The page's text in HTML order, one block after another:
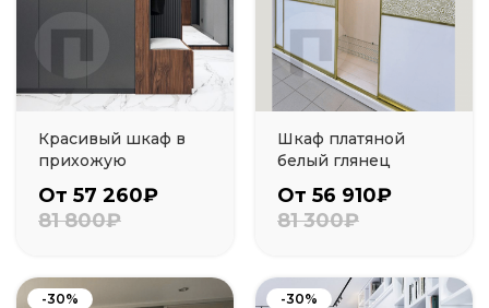
Красивый шкаф в
прихожую
От 57 260₽
81 800₽
Шкаф платяной
белый глянец
От 56 910₽
81 300₽
-30% -30%